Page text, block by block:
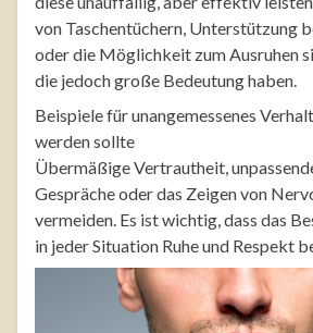
von Taschentüchern, Unterstützung
oder die Möglichkeit zum Ausruhen
die jedoch große Bedeutung haben.
Beispiele für unangemessenes
werden sollte
Übermäßige Vertrautheit,
Gespräche oder das Zeigen von
vermeiden. Es ist wichtig, dass das
in jeder Situation Ruhe und Respekt